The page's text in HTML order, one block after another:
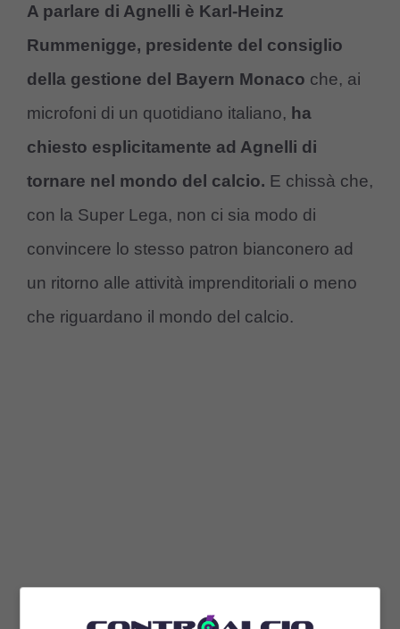
A parlare di Agnelli è Karl-Heinz
Rummenigge, presidente del consiglio
della gestione del Bayern Monaco che, ai
microfoni di un quotidiano italiano, ha
chiesto esplicitamente ad Agnelli di
tornare nel mondo del calcio. E chissà che,
con la Super Lega, non ci sia modo di
convincere lo stesso patron bianconero ad
un ritorno alle attività imprenditoriali o meno
che riguardano il mondo del calcio.
Rummenigge chiama